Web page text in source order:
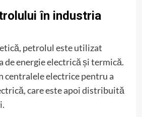
în industria
petrolul este utilizat
de energie electrică și termică.
centralele electrice pentru a
care este apoi distribuită